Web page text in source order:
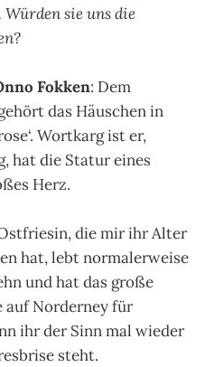
sie uns die
Fokken: Dem
das Häuschen in
Wortkarg ist er,
hat die Statur eines
Herz.
die mir ihr Alter
hat, lebt normalerweise
und hat das große
auf Norderney für
ihr der Sinn mal wieder
steht.